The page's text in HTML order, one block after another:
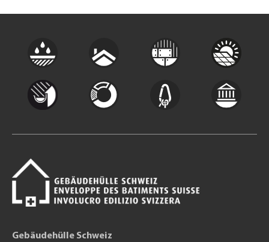
Gebäudehülle Schweiz